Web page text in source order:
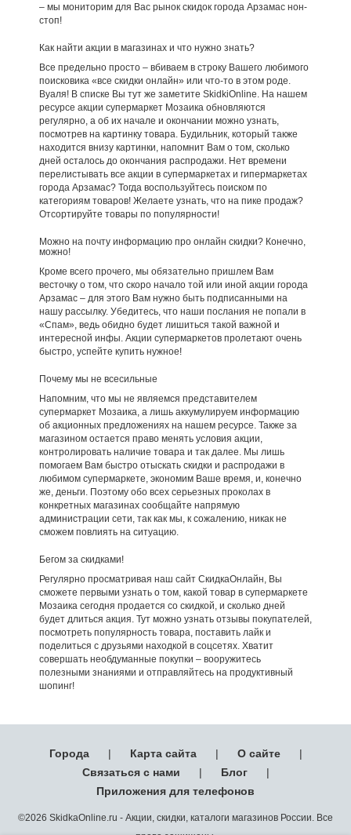
– мы мониторим для Вас рынок скидок города Арзамас нон-
стоп!
Как найти акции в магазинах и что нужно знать?
Все предельно просто – вбиваем в строку Вашего любимого
поисковика «все скидки онлайн» или что-то в этом роде.
Вуаля! В списке Вы тут же заметите SkidkiOnline. На нашем
ресурсе акции супермаркет Мозаика обновляются
регулярно, а об их начале и окончании можно узнать,
посмотрев на картинку товара. Будильник, который также
находится внизу картинки, напомнит Вам о том, сколько
дней осталось до окончания распродажи. Нет времени
перелистывать все акции в супермаркетах и гипермаркетах
города Арзамас? Тогда воспользуйтесь поиском по
категориям товаров! Желаете узнать, что на пике продаж?
Отсортируйте товары по популярности!
Можно на почту информацию про онлайн скидки? Конечно,
можно!
Кроме всего прочего, мы обязательно пришлем Вам
весточку о том, что скоро начало той или иной акции города
Арзамас – для этого Вам нужно быть подписанными на
нашу рассылку. Убедитесь, что наши послания не попали в
«Спам», ведь обидно будет лишиться такой важной и
интересной инфы. Акции супермаркетов пролетают очень
быстро, успейте купить нужное!
Почему мы не всесильные
Напомним, что мы не являемся представителем
супермаркет Мозаика, а лишь аккумулируем информацию
об акционных предложениях на нашем ресурсе. Также за
магазином остается право менять условия акции,
контролировать наличие товара и так далее. Мы лишь
помогаем Вам быстро отыскать скидки и распродажи в
любимом супермаркете, экономим Ваше время, и, конечно
же, деньги. Поэтому обо всех серьезных проколах в
конкретных магазинах сообщайте напрямую
администрации сети, так как мы, к сожалению, никак не
сможем повлиять на ситуацию.
Бегом за скидками!
Регулярно просматривая наш сайт СкидкаОнлайн, Вы
сможете первыми узнать о том, какой товар в супермаркете
Мозаика сегодня продается со скидкой, и сколько дней
будет длиться акция. Тут можно узнать отзывы покупателей,
посмотреть популярность товара, поставить лайк и
поделиться с друзьями находкой в соцсетях. Хватит
совершать необдуманные покупки – вооружитесь
полезными знаниями и отправляйтесь на продуктивный
шопинг!
Города | Карта сайта | О сайте
|
Связаться с нами
| Блог
|
Приложения для телефонов
©2026 SkidkaOnline.ru - Акции, скидки, каталоги магазинов России. Все